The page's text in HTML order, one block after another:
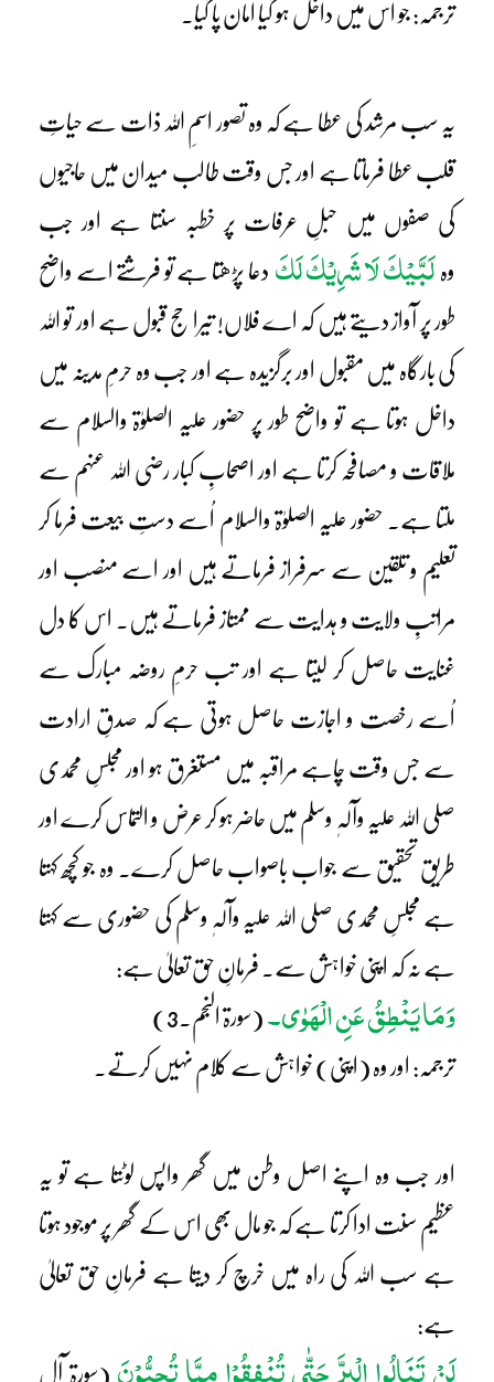
ترجمہ: جو اس میں داخل ہو گیا امان پا گیا۔
یہ سب مرشد کی عطا ہے کہ وہ تصور اسمِ اللہ ذات سے حیاتِ
قلب عطا فرماتا ہے اور جس وقت طالب میدان میں حاجیوں
کی صفوں میں حبلِ عرفات پر خطبہ سنتا ہے اور جب
وہلَبَّیْکَ لَا شَرِیْکَ لَکَ دعا پڑھتا ہے تو فرشتے اسے واضح
طور پر آواز دیتے ہیں کہ اے فلاں! تیرا حج قبول ہے اور تو اللہ
کی بارگاہ میں مقبول اور برگزیدہ ہے اور جب وہ حرمِ مدینہ میں
داخل ہوتا ہے تو واضح طور پر حضور علیہ الصلوٰۃ والسلام سے
ملاقات و مصافحہ کرتا ہے اور اصحابِ کبار رضی اللہ عنہم سے
ملتا ہے۔ حضور علیہ الصلوٰۃ والسلام اُسے دستِ بیعت فرما کر
تعلیم و تلقین سے سرفراز فرماتے ہیں اور اسے منصب اور
مراتبِ ولایت و ہدایت سے ممتاز فرماتے ہیں۔ اس کا دل
غنایت حاصل کر لیتا ہے اور تب حرمِ روضہ مبارک سے
اُسے رخصت و اجازت حاصل ہوتی ہے کہ صدقِ ارادت
سے جس وقت چاہے مراقبہ میں مستغرق ہو اور مجلسِ محمدی
صلی اللہ علیہ وآلہٖ وسلم میں حاضر ہو کر عرض و التماس کرے اور
طریقِ تحقیق سے جواب باصواب حاصل کرے۔ وہ جو کچھ کہتا
ہے مجلسِ محمدی صلی اللہ علیہ وآلہٖ وسلم کی حضوری سے کہتا
ہے نہ کہ اپنی خواہش سے۔ فرمانِ حق تعالیٰ ہے:
وَمَا یَنْطِقُ عَنِ الْھَوٰی۔ (سورۃ النجم۔3)
ترجمہ: اور وہ (اپنی) خواہش سے کلام نہیں کرتے۔
اور جب وہ اپنے اصل وطن میں گھر واپس لوٹتا ہے تو یہ
عظیم سنت ادا کرتا ہے کہ جو مال بھی اس کے گھر پر موجود ہوتا
ہے سب اللہ کی راہ میں خرچ کر دیتا ہے فرمانِ حق تعالیٰ
ہے:
(سورۃ آلِ